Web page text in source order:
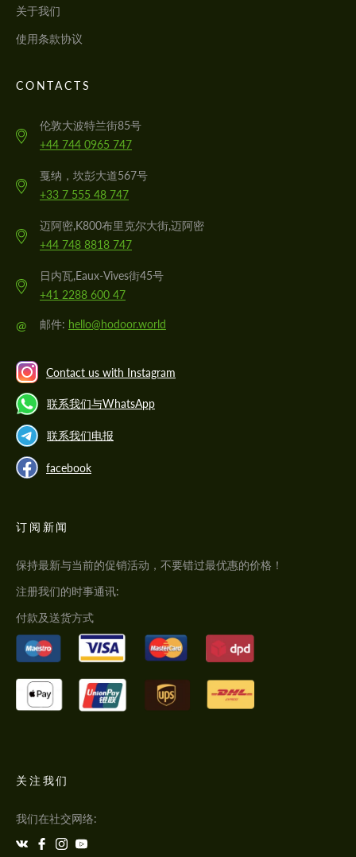
关于我们
使用条款协议
CONTACTS
伦敦大波特兰街85号
+44 744 0965 747
戛纳，坎彭大道567号
+33 7 555 48 747
迈阿密,K800布里克尔大街,迈阿密
+44 748 8818 747
日内瓦,Eaux-Vives街45号
+41 2288 600 47
@ 邮件: hello@hodoor.world
Contact us with Instagram
联系我们与WhatsApp
联系我们电报
facebook
订阅新闻
保持最新与当前的促销活动，不要错过最优惠的价格！
注册我们的时事通讯:
付款及送货方式
关注我们
我们在社交网络: